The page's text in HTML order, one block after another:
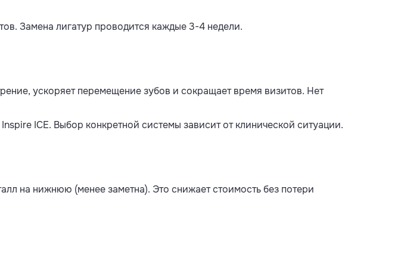
Замена лигатур проводится каждые 3-4 недели.
ускоряет перемещение зубов и сокращает время визитов. Нет
ICE. Выбор конкретной системы зависит от клинической ситуации.
на нижнюю (менее заметна). Это снижает стоимость без потери